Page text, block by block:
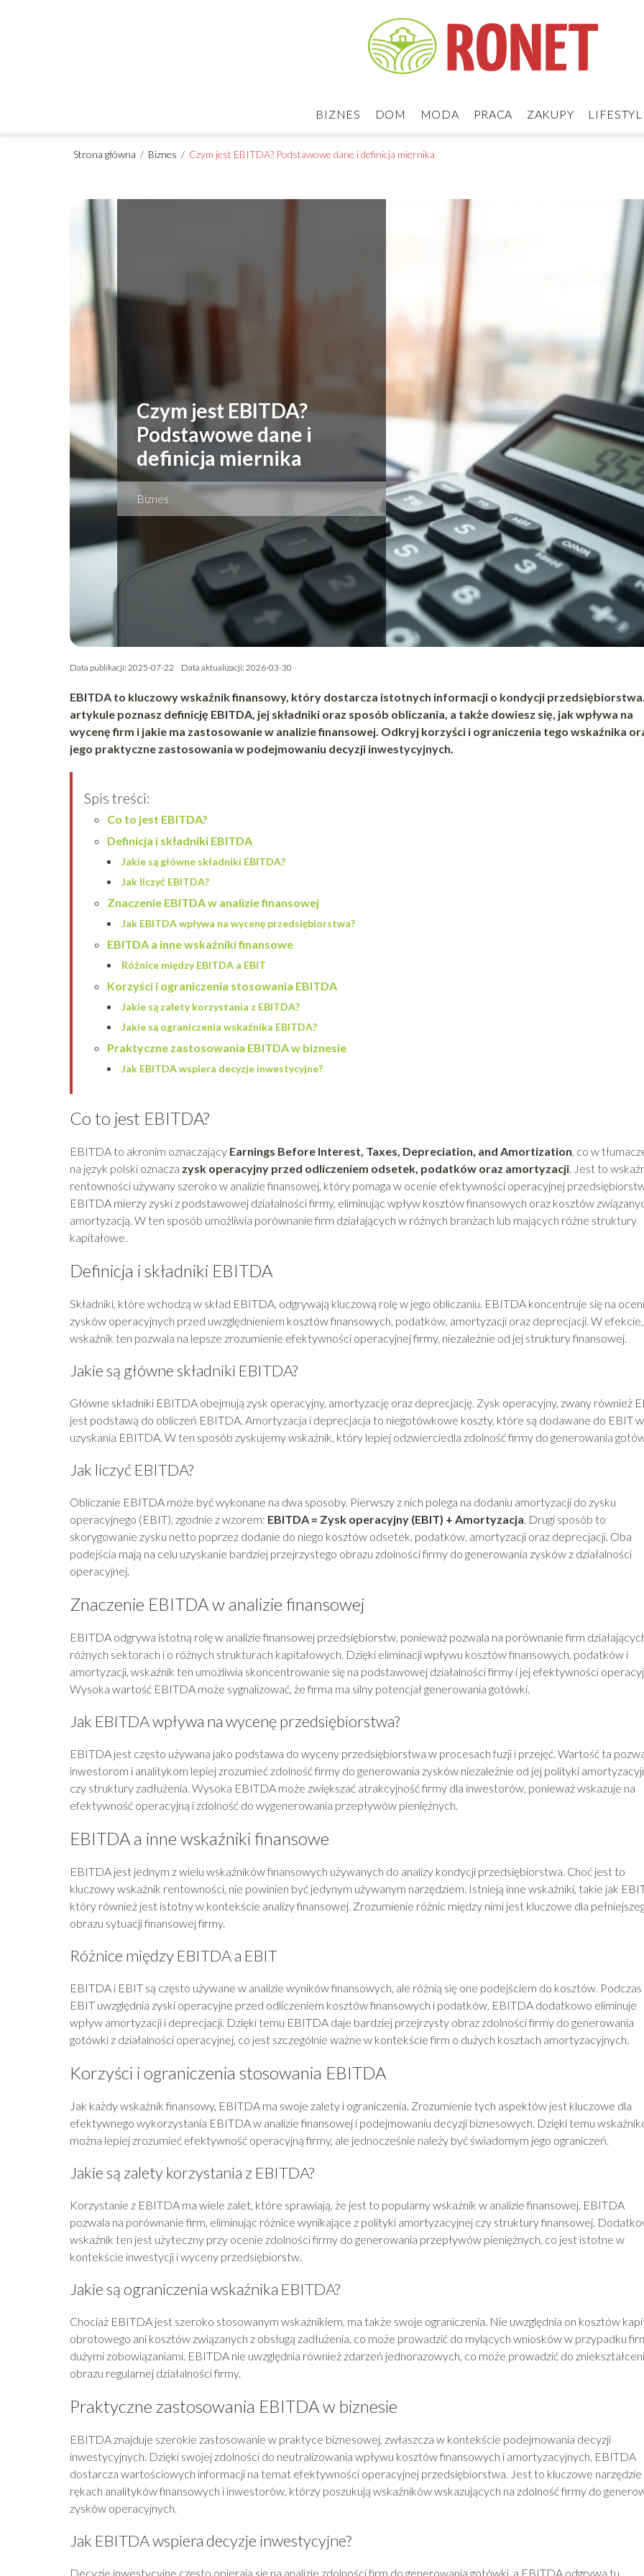
BIZNES DOM MODA PRACA ZAKUPY
Strona główna / Biznes / Czym jest EBITDA? Podstawowe dane i definicja miernika
Czym jest EBITDA?
Podstawowe dane i
definicja miernika
Biznes
Data publikacji: 2025-07-22 Data aktualizacji: 2026-03-30
EBITDA to kluczowy wskaźnik finansowy, który dostarcza istotnych informacji o kondycji
artykule poznasz definicję EBITDA, jej składniki oraz sposób obliczania, a także dowiesz się, jak wpływa na
wycenę firm i jakie ma zastosowanie w analizie finansowej. Odkryj korzyści i ograniczenia tego wskaźnika
jego praktyczne zastosowania w podejmowaniu decyzji inwestycyjnych.
Spis treści:
Co to jest EBITDA?
Definicja i składniki EBITDA
Jakie są główne składniki EBITDA?
Jak liczyć EBITDA?
Znaczenie EBITDA w analizie finansowej
Jak EBITDA wpływa na wycenę przedsiębiorstwa?
EBITDA a inne wskaźniki finansowe
Różnice między EBITDA a EBIT
Korzyści i ograniczenia stosowania EBITDA
Jakie są zalety korzystania z EBITDA?
Jakie są ograniczenia wskaźnika EBITDA?
Praktyczne zastosowania EBITDA w biznesie
Jak EBITDA wspiera decyzje inwestycyjne?
Co to jest EBITDA?
EBITDA to akronim oznaczający Earnings Before Interest, Taxes, Depreciation, and Amortization, co w
na język polski oznacza zysk operacyjny przed odliczeniem odsetek, podatków oraz amortyzacji. Jest to
rentowności używany szeroko w analizie finansowej, który pomaga w ocenie efektywności operacyjnej
EBITDA mierzy zyski z podstawowej działalności firmy, eliminując wpływ kosztów finansowych oraz kosztów
amortyzacją. W ten sposób umożliwia porównanie firm działających w różnych branżach lub mających różne struktury
kapitałowe.
Definicja i składniki EBITDA
Składniki, które wchodzą w skład EBITDA, odgrywają kluczową rolę w jego obliczaniu. EBITDA koncentruje się na
zysków operacyjnych przed uwzględnieniem kosztów finansowych, podatków, amortyzacji oraz deprecjacji. W efekcie,
wskaźnik ten pozwala na lepsze zrozumienie efektywności operacyjnej firmy, niezależnie od jej struktury finansowej.
Jakie są główne składniki EBITDA?
Główne składniki EBITDA obejmują zysk operacyjny, amortyzację oraz deprecjację. Zysk operacyjny, zwany również
jest podstawą do obliczeń EBITDA. Amortyzacja i deprecjacja to niegotówkowe koszty, które są dodawane do EBIT
uzyskania EBITDA. W ten sposób zyskujemy wskaźnik, który lepiej odzwierciedla zdolność firmy do generowania
Jak liczyć EBITDA?
Obliczanie EBITDA może być wykonane na dwa sposoby. Pierwszy z nich polega na dodaniu amortyzacji do zysku
operacyjnego (EBIT), zgodnie z wzorem: EBITDA = Zysk operacyjny (EBIT) + Amortyzacja. Drugi sposób to
skorygowanie zysku netto poprzez dodanie do niego kosztów odsetek, podatków, amortyzacji oraz deprecjacji. Oba
podejścia mają na celu uzyskanie bardziej przejrzystego obrazu zdolności firmy do generowania zysków z działalności
operacyjnej.
Znaczenie EBITDA w analizie finansowej
EBITDA odgrywa istotną rolę w analizie finansowej przedsiębiorstw, ponieważ pozwala na porównanie firm
różnych sektorach i o różnych strukturach kapitałowych. Dzięki eliminacji wpływu kosztów finansowych, podatków i
amortyzacji, wskaźnik ten umożliwia skoncentrowanie się na podstawowej działalności firmy i jej efektywności
Wysoka wartość EBITDA może sygnalizować, że firma ma silny potencjał generowania gotówki.
Jak EBITDA wpływa na wycenę przedsiębiorstwa?
EBITDA jest często używana jako podstawa do wyceny przedsiębiorstwa w procesach fuzji i przejęć. Wartość ta
inwestorom i analitykom lepiej zrozumieć zdolność firmy do generowania zysków niezależnie od jej polityki
czy struktury zadłużenia. Wysoka EBITDA może zwiększać atrakcyjność firmy dla inwestorów, ponieważ wskazuje na
efektywność operacyjną i zdolność do wygenerowania przepływów pieniężnych.
EBITDA a inne wskaźniki finansowe
EBITDA jest jednym z wielu wskaźników finansowych używanych do analizy kondycji przedsiębiorstwa. Choć jest to
kluczowy wskaźnik rentowności, nie powinien być jedynym używanym narzędziem. Istnieją inne wskaźniki, takie jak
który również jest istotny w kontekście analizy finansowej. Zrozumienie różnic między nimi jest kluczowe dla
obrazu sytuacji finansowej firmy.
Różnice między EBITDA a EBIT
EBITDA i EBIT są często używane w analizie wyników finansowych, ale różnią się one podejściem do kosztów. Podczas
EBIT uwzględnia zyski operacyjne przed odliczeniem kosztów finansowych i podatków, EBITDA dodatkowo eliminuje
wpływ amortyzacji i deprecjacji. Dzięki temu EBITDA daje bardziej przejrzysty obraz zdolności firmy do generowania
gotówki z działalności operacyjnej, co jest szczególnie ważne w kontekście firm o dużych kosztach amortyzacyjnych.
Korzyści i ograniczenia stosowania EBITDA
Jak każdy wskaźnik finansowy, EBITDA ma swoje zalety i ograniczenia. Zrozumienie tych aspektów jest kluczowe dla
efektywnego wykorzystania EBITDA w analizie finansowej i podejmowaniu decyzji biznesowych. Dzięki temu
można lepiej zrozumieć efektywność operacyjną firmy, ale jednocześnie należy być świadomym jego ograniczeń.
Jakie są zalety korzystania z EBITDA?
Korzystanie z EBITDA ma wiele zalet, które sprawiają, że jest to popularny wskaźnik w analizie finansowej. EBITDA
pozwala na porównanie firm, eliminując różnice wynikające z polityki amortyzacyjnej czy struktury finansowej.
wskaźnik ten jest użyteczny przy ocenie zdolności firmy do generowania przepływów pieniężnych, co jest istotne w
kontekście inwestycji i wyceny przedsiębiorstw.
Jakie są ograniczenia wskaźnika EBITDA?
Chociaż EBITDA jest szeroko stosowanym wskaźnikiem, ma także swoje ograniczenia. Nie uwzględnia on kosztów
obrotowego ani kosztów związanych z obsługą zadłużenia, co może prowadzić do mylących wniosków w przypadku
dużymi zobowiązaniami. EBITDA nie uwzględnia również zdarzeń jednorazowych, co może prowadzić do
obrazu regularnej działalności firmy.
Praktyczne zastosowania EBITDA w biznesie
EBITDA znajduje szerokie zastosowanie w praktyce biznesowej, zwłaszcza w kontekście podejmowania decyzji
inwestycyjnych. Dzięki swojej zdolności do neutralizowania wpływu kosztów finansowych i amortyzacyjnych, EBITDA
dostarcza wartościowych informacji na temat efektywności operacyjnej przedsiębiorstwa. Jest to kluczowe narzędzie
rękach analityków finansowych i inwestorów, którzy poszukują wskaźników wskazujących na zdolność firmy do
zysków operacyjnych.
Jak EBITDA wspiera decyzje inwestycyjne?
Decyzje inwestycyjne często opierają się na analizie zdolności firm do generowania gotówki, a EBITDA odgrywa tu